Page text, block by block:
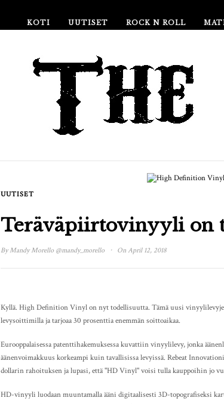
KOTI UUTISET ROCK N ROLL
UUTISET
Teräväpiirtovinyyli on
ByMandy Morello @mandy_morello · On April 12, 2018
Kyllä. High Definition Vinyl on nyt todellisuutta. Tämä uusi
levysoittimilla ja tarjoaa 30 prosenttia enemmän soittoaikaa.
Eurooppalaisessa patenttihakemuksessa kuvattiin vinyylilevy, jonka
äänenvoimakkuus korkeampi kuin tavallisissa levyissä. Rebeat
dollarin rahoituksen ja lupasi, että "HD Vinyl" voisi tulla kauppoihin jo
HD-vinyyli luodaan muuntamalla ääni digitaalisesti 3D-topografiseksi